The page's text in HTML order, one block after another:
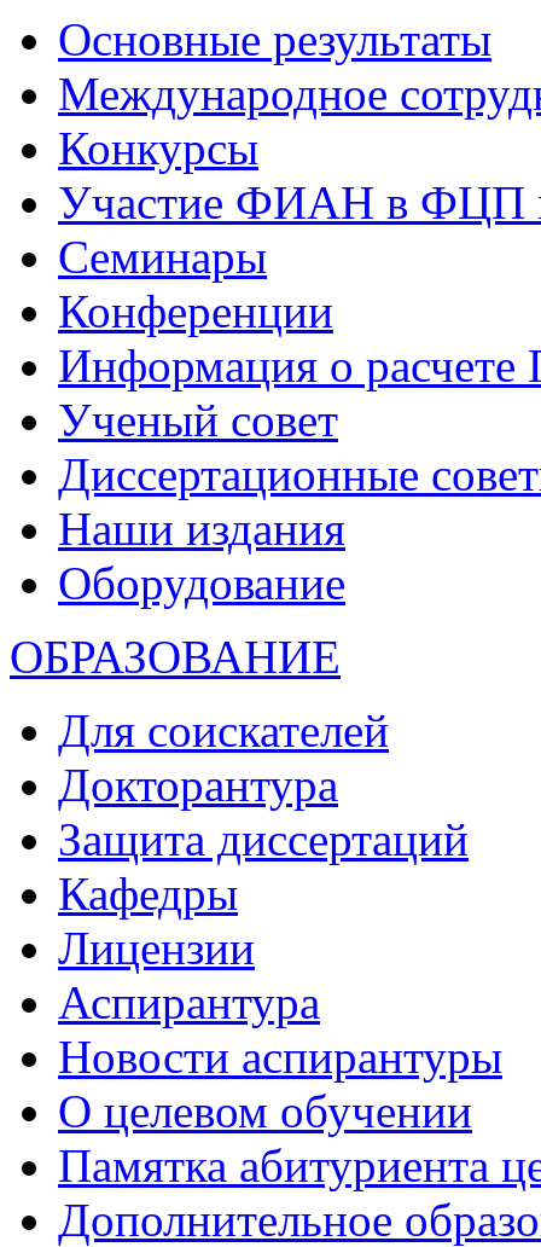
Основные результаты
Международное
Конкурсы
Участие ФИАН в ФЦП
Семинары
Конференции
Информация о
Ученый совет
Диссертационные
Наши издания
Оборудование
ОБРАЗОВАНИЕ
Для соискателей
Докторантура
Защита диссертаций
Кафедры
Лицензии
Аспирантура
Новости аспирантуры
О целевом обучении
Памятка абитуриента
Дополнительное